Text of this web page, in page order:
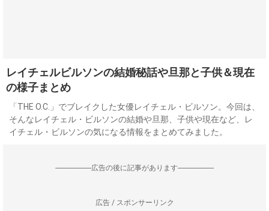
レイチェルビルソンの結婚秘話や旦那と子供＆現在
の様子まとめ
「THE O.C.」でブレイクした女優レイチェル・ビルソン。今回は、
そんなレイチェル・ビルソンの結婚や旦那、子供や現在など、レ
イチェル・ビルソンの気になる情報をまとめてみました。
--------------------広告の後に記事があります--------------------
広告 / スポンサーリンク